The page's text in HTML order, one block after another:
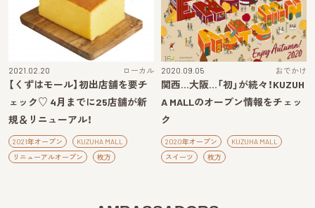
2021.02.20 ローカル
【くずはモール】初出店舗を要チ
ェック♡ 4月までに25店舗が新
規＆リニューアル！
2021年オープン
KUZUHA MALL
リニューアルオープン
枚方
2020.09.05 おでかけ
関西…大阪…「初」が続々！KUZUH
A MALLのオープン情報をチェッ
ク
2020年オープン
KUZUHA MALL
スイーツ
枚方